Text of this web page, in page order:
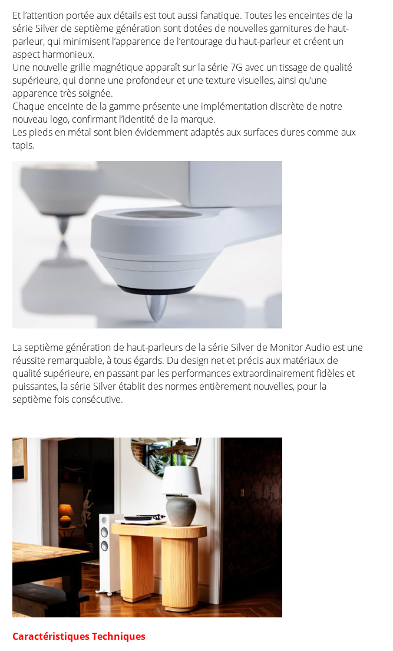
Et l’attention portée aux détails est tout aussi fanatique. Toutes les enceintes de la
série Silver de septième génération sont dotées de nouvelles garnitures de haut-
parleur, qui minimisent l’apparence de l’entourage du haut-parleur et créent un
aspect harmonieux.
Une nouvelle grille magnétique apparaît sur la série 7G avec un tissage de qualité
supérieure, qui donne une profondeur et une texture visuelles, ainsi qu’une
apparence très soignée.
Chaque enceinte de la gamme présente une implémentation discrète de notre
nouveau logo, confirmant l’identité de la marque.
Les pieds en métal sont bien évidemment adaptés aux surfaces dures comme aux
tapis.
La septième génération de haut-parleurs de la série Silver de Monitor Audio est une
réussite remarquable, à tous égards. Du design net et précis aux matériaux de
qualité supérieure, en passant par les performances extraordinairement fidèles et
puissantes, la série Silver établit des normes entièrement nouvelles, pour la
septième fois consécutive.
Caractéristiques Techniques